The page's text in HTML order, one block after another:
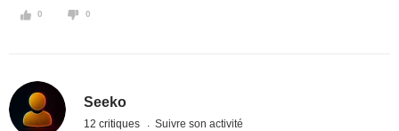
0 0
Seeko
12 critiques Suivre son activité